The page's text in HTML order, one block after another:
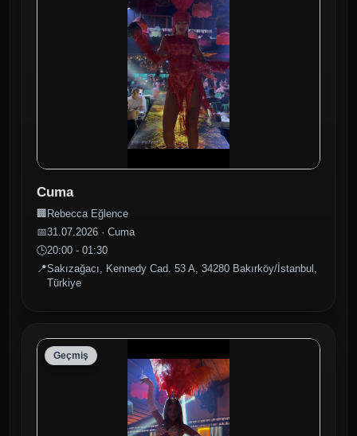
Cuma
🏢 Rebecca Eğlence
📅31.07.2026 · Cuma
🕒20:00 - 01:30
📍Sakızağacı, Kennedy Cad. 53 A, 34280 Bakırköy/İstanbul,
Türkiye
Geçmiş